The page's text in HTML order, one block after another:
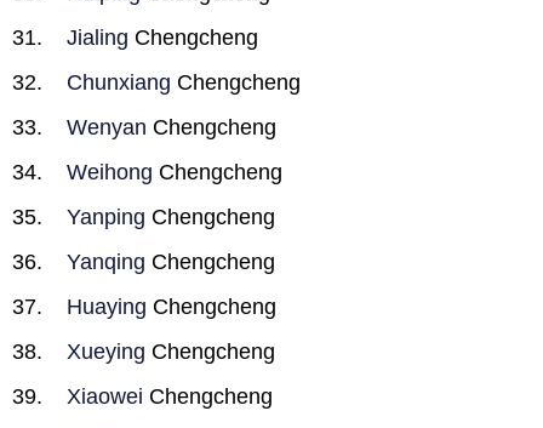
Jialing Chengcheng
Chunxiang Chengcheng
Wenyan Chengcheng
Weihong Chengcheng
Yanping Chengcheng
Yanqing Chengcheng
Huaying Chengcheng
Xueying Chengcheng
Xiaowei Chengcheng